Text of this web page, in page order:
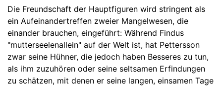
Die Freundschaft der Hauptfiguren wird stringent als
ein Aufeinandertreffen zweier Mangelwesen, die
einander brauchen, eingeführt: Während Findus
"mutterseelenallein" auf der Welt ist, hat Pettersson
zwar seine Hühner, die jedoch haben Besseres zu tun,
als ihm zuzuhören oder seine seltsamen Erfindungen
zu schätzen, mit denen er seine langen, einsamen Tage